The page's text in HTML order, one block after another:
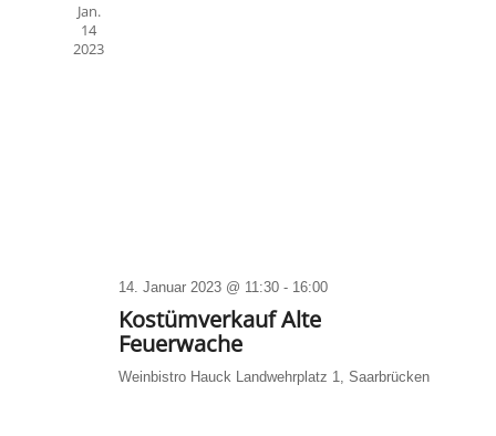
Jan.
14
2023
14. Januar 2023 @ 11:30 - 16:00
Kostümverkauf Alte
Feuerwache
Weinbistro Hauck Landwehrplatz 1, Saarbrücken